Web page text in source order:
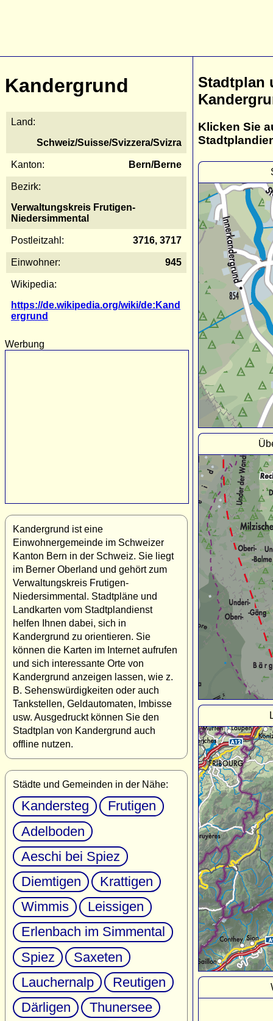
Kandergrund
Land:
Schweiz/Suisse/Svizzera/Svizra
Kanton: Bern/Berne
Bezirk:
Verwaltungskreis Frutigen-
Niedersimmental
Postleitzahl: 3716, 3717
Einwohner: 945
Wikipedia:
https://de.wikipedia.org/wiki/de:Kand
ergrund
Werbung
Kandergrund ist eine
Einwohnergemeinde im Schweizer
Kanton Bern in der Schweiz. Sie liegt
im Berner Oberland und gehört zum
Verwaltungskreis Frutigen-
Niedersimmental. Stadtpläne und
Landkarten vom Stadtplandienst
helfen Ihnen dabei, sich in
Kandergrund zu orientieren. Sie
können die Karten im Internet aufrufen
und sich interessante Orte von
Kandergrund anzeigen lassen, wie z.
B. Sehenswürdigkeiten oder auch
Tankstellen, Geldautomaten, Imbisse
usw. Ausgedruckt können Sie den
Stadtplan von Kandergrund auch
offline nutzen.
Städte und Gemeinden in der Nähe:
Kandersteg
Frutigen
Adelboden
Aeschi bei Spiez
Diemtigen
Krattigen
Wimmis
Leissigen
Erlenbach im Simmental
Spiez
Saxeten
Lauchernalp
Reutigen
Därligen
Thunersee
Stadtplan
Klicken Sie